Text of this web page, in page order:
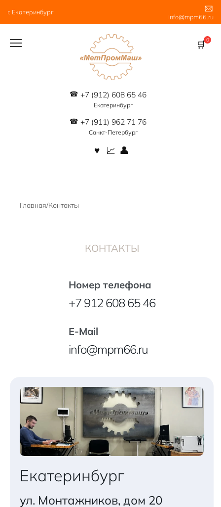
содержанию
г. Екатеринбург
info@mpm66.ru
+7 (912) 608 65 46
Екатеринбург
+7 (911) 962 71 76
Санкт-Петербург
0
Главная/Контакты
КОНТАКТЫ
Номер телефона
+7 912 608 65 46
E-Mail
info@mpm66.ru
Екатеринбург
ул. Монтажников, дом 20